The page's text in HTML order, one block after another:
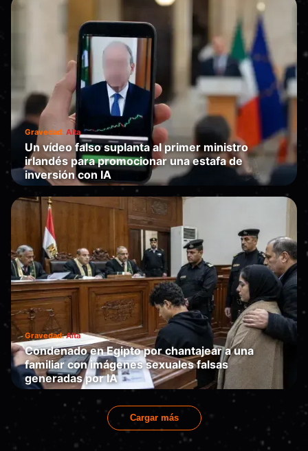
Gravedad: Alta
Un vídeo falso suplanta al primer ministro
irlandés para promocionar una estafa de
inversión con IA
Te engaña · 2026-06-17
Gravedad:Alta
Condenado en Egipto por chantajear a una
familiar con imágenes sexuales falsas
generadas por IA
Te engaña · 2026-06-16
Cargar más